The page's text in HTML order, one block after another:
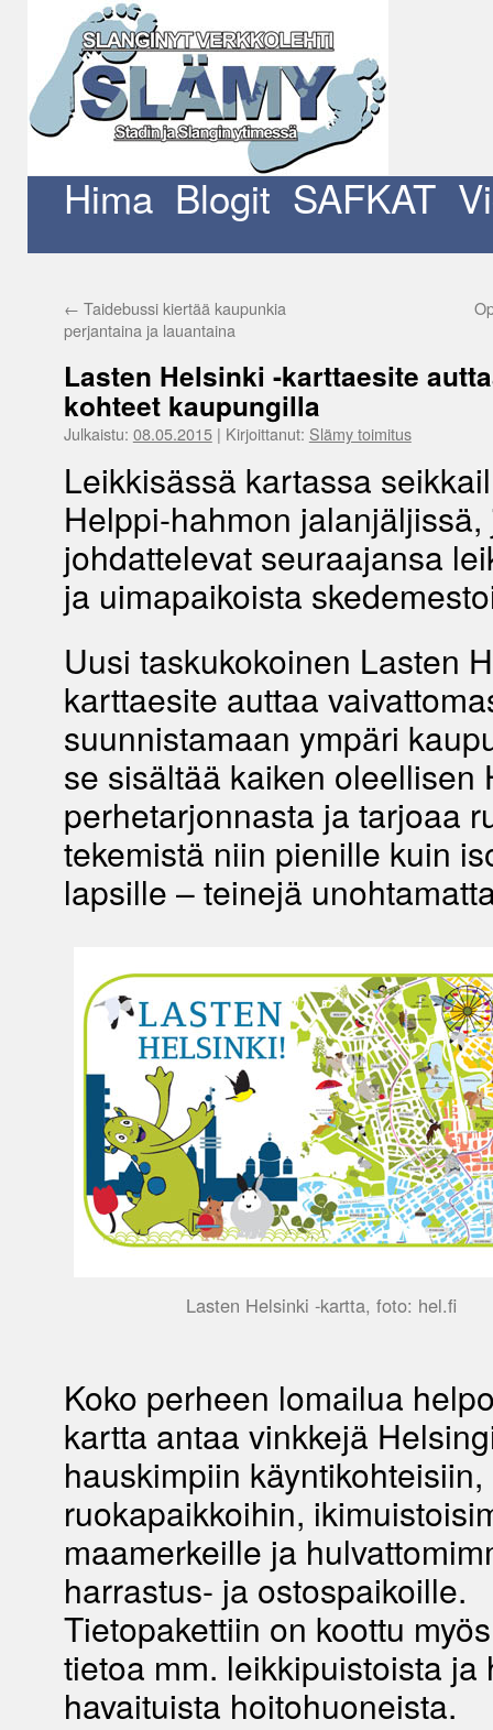
Hima Blogit SAFKAT
← Taidebussi kiertää kaupunkia
perjantaina ja lauantaina
Lasten Helsinki -karttaesite
kohteet kaupungilla
Julkaistu: 08.05.2015| Kirjoittanut: Slämy toimitus
Leikkisässä kartassa
Helppi-hahmon jalanjäljissä,
johdattelevat seuraajansa
ja uimapaikoista
Uusi taskukokoinen Lasten
karttaesite auttaa
suunnistamaan ympäri
se sisältää kaiken oleellisen
perhetarjonnasta ja tarjoaa
tekemistä niin pienille kuin
lapsille – teinejä
Lasten Helsinki -kartta, foto: hel.fi
Koko perheen lomailua
kartta antaa vinkkejä
hauskimpiin
ruokapaikkoihin,
maamerkeille ja
harrastus- ja ostospaikoille.
Tietopakettiin on koottu
tietoa mm. leikkipuistoista ja
havaituista hoitohuoneista.